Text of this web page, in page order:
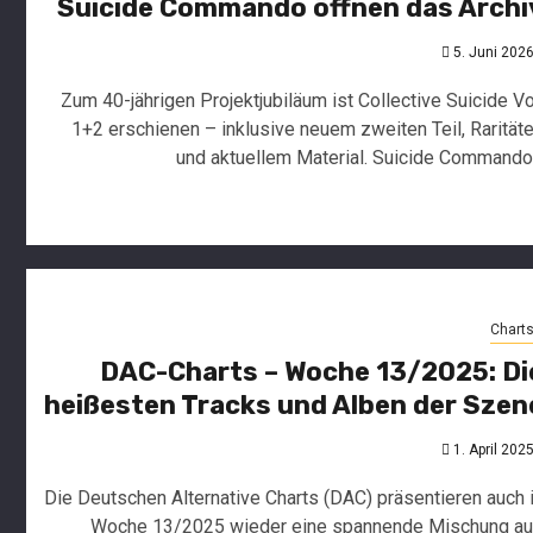
Suicide Commando öffnen das
5. Juni 2026
Zum 40-jährigen Projektjubiläum ist Collective Suicide
1+2 erschienen – inklusive neuem zweiten Teil,
und aktuellem Material. Suicide
Charts
DAC-Charts – Woche 13/2025:
heißesten Tracks und Alben der
1. April 2025
Die Deutschen Alternative Charts (DAC) präsentieren auch
Woche 13/2025 wieder eine spannende Mischung
CULTURE
KULTüR
führen
Singles
und
an
News
ELEINE
Juni